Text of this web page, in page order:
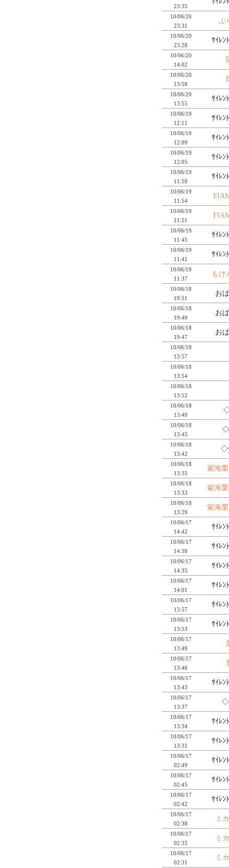
23:35
10/06/20
23:31
ぷ
10/06/20
23:28
ｻｲﾚﾝ
10/06/20
14:02
10/06/20
13:58
10/06/20
13:55
ｻｲﾚﾝ
10/06/19
12:11
ｻｲﾚﾝ
10/06/19
12:09
ｻｲﾚﾝ
10/06/19
12:05
ｻｲﾚﾝ
10/06/19
11:59
ｻｲﾚﾝ
10/06/19
11:54
10/06/19
11:51
10/06/19
11:45
ｻｲﾚﾝ
10/06/19
11:41
ｻｲﾚﾝ
10/06/19
11:37
もけ
10/06/18
19:51
お
10/06/18
19:49
お
10/06/18
19:47
お
10/06/18
13:57
10/06/18
13:54
10/06/18
13:52
10/06/18
13:49
10/06/18
13:45
10/06/18
13:42
10/06/18
13:35
紫海
10/06/18
13:33
紫海
10/06/18
13:29
紫海
10/06/17
14:42
ｻｲﾚﾝ
10/06/17
14:39
ｻｲﾚﾝ
10/06/17
14:35
ｻｲﾚﾝ
10/06/17
14:01
ｻｲﾚﾝ
10/06/17
13:57
ｻｲﾚﾝ
10/06/17
13:53
ｻｲﾚﾝ
10/06/17
13:49
10/06/17
13:46
10/06/17
13:43
ｻｲﾚﾝ
10/06/17
13:37
10/06/17
13:34
ｻｲﾚﾝ
10/06/17
13:31
ｻｲﾚﾝ
10/06/17
02:49
ｻｲﾚﾝ
10/06/17
02:45
ｻｲﾚﾝ
10/06/17
02:42
ｻｲﾚﾝ
10/06/17
02:38
ミ
10/06/17
02:35
ミ
10/06/17
02:31
ミ